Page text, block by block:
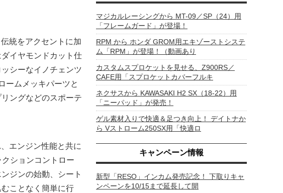
統をアクセントに加
イヤモンドカット仕
シーなイノチェンツ
ームメッキパーツと
ングなどのスポーテ
エンジン性能と共に
ションコントロー
ジンの始動、シート
ことなく簡単に行
マジカルレーシングから MT-09／SP（24）用
「フレームガード」が登場！
RPM から ホンダ GROM用エキゾーストシステ
ム「RPM」が登場！（動画あり
カスタムスプロケットを見せる、Z900RS／
CAFE用「スプロケットカバーフルキ
ネクサスから KAWASAKI H2 SX（18-22）用
「ニーパッド」が発売！
ゲル素材入りで快適＆足つき向上！ デイトナか
ら Vストローム250SX用「快適ロ
キャンペーン情報
新型「RESO」インカム発売記念！ 下取りキャ
ンペーンを10/15まで延長して開